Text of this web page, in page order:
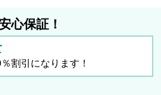
心保証！
割引になります！